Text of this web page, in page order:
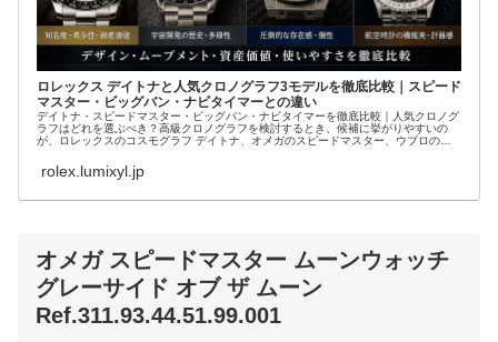
ロレックス デイトナと人気クロノグラフ3モデルを徹底比較｜スピード
マスター・ビッグバン・ナビタイマーとの違い
デイトナ・スピードマスター・ビッグバン・ナビタイマーを徹底比較｜人気クロノグ
ラフはどれを選ぶべき？高級クロノグラフを検討するとき、候補に挙がりやすいの
が、ロレックスのコスモグラフ デイトナ、オメガのスピードマスター、ウブロのビ
rolex.lumixyl.jp
オメガ スピードマスター ムーンウォッチ
グレーサイド オブ ザ ムーン
Ref.311.93.44.51.99.001